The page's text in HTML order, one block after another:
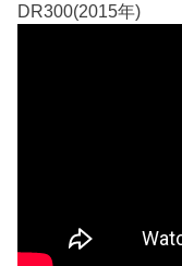
DR300(2015年)